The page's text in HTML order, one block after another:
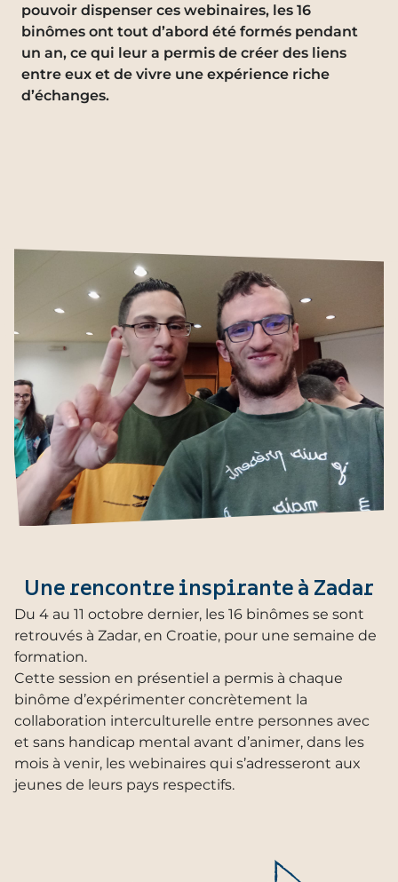
pouvoir dispenser ces webinaires, les 16
binômes ont tout d’abord été formés pendant
un an, ce qui leur a permis de créer des liens
entre eux et de vivre une expérience riche
d’échanges.
Une rencontre inspirante à Zadar
Du 4 au 11 octobre dernier, les 16 binômes se sont
retrouvés à Zadar, en Croatie, pour une semaine de
formation.
Cette session en présentiel a permis à chaque
binôme d’expérimenter concrètement la
collaboration interculturelle entre personnes avec
et sans handicap mental avant d’animer, dans les
mois à venir, les webinaires qui s’adresseront aux
jeunes de leurs pays respectifs.